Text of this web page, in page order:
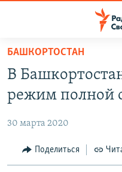
упрощенного
доступа
основному
Вернутся
АВТОРСКИЕ ПРОЕКТЫ
ЦИТАТЫ СВОБОДЫ
МНЕНИЯ
БАШКОРТОСТАН
В
режим полной
30 марта 2020
Поделиться